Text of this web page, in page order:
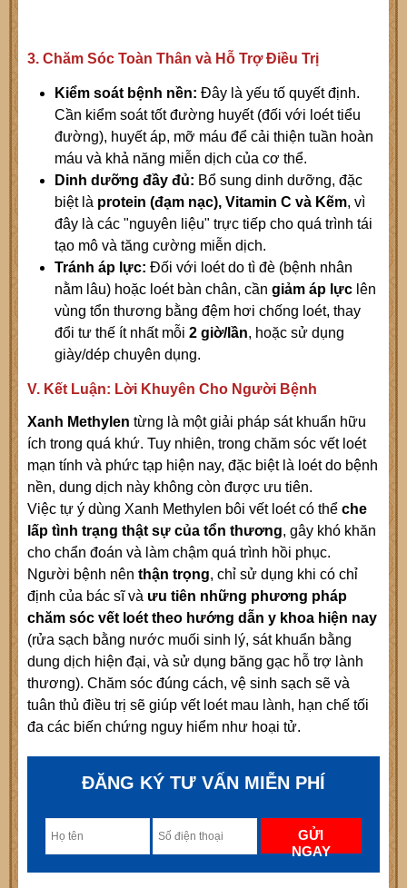
3. Chăm Sóc Toàn Thân và Hỗ Trợ Điều Trị
Kiểm soát bệnh nền: Đây là yếu tố quyết định.
Cần kiểm soát tốt đường huyết (đối với loét tiểu
đường), huyết áp, mỡ máu để cải thiện tuần hoàn
máu và khả năng miễn dịch của cơ thể.
Dinh dưỡng đầy đủ: Bổ sung dinh dưỡng, đặc
biệt là protein (đạm nạc), Vitamin C và Kẽm, vì
đây là các "nguyên liệu" trực tiếp cho quá trình tái
tạo mô và tăng cường miễn dịch.
Tránh áp lực: Đối với loét do tì đè (bệnh nhân
nằm lâu) hoặc loét bàn chân, cần giảm áp lực lên
vùng tổn thương bằng đệm hơi chống loét, thay
đổi tư thế ít nhất mỗi 2 giờ/lần, hoặc sử dụng
giày/dép chuyên dụng.
V. Kết Luận: Lời Khuyên Cho Người Bệnh
Xanh Methylen từng là một giải pháp sát khuẩn hữu
ích trong quá khứ. Tuy nhiên, trong chăm sóc vết loét
mạn tính và phức tạp hiện nay, đặc biệt là loét do bệnh
nền, dung dịch này không còn được ưu tiên.
Việc tự ý dùng Xanh Methylen bôi vết loét có thể che
lấp tình trạng thật sự của tổn thương, gây khó khăn
cho chẩn đoán và làm chậm quá trình hồi phục.
Người bệnh nên thận trọng, chỉ sử dụng khi có chỉ
định của bác sĩ và ưu tiên những phương pháp
chăm sóc vết loét theo hướng dẫn y khoa hiện nay
(rửa sạch bằng nước muối sinh lý, sát khuẩn bằng
dung dịch hiện đại, và sử dụng băng gạc hỗ trợ lành
thương). Chăm sóc đúng cách, vệ sinh sạch sẽ và
tuân thủ điều trị sẽ giúp vết loét mau lành, hạn chế tối
đa các biến chứng nguy hiểm như hoại tử.
ĐĂNG KÝ TƯ VẤN MIỄN PHÍ
GỬI
NGAY